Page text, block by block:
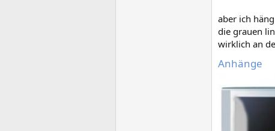
aber ich
die grauen
wirklich an
Anhänge